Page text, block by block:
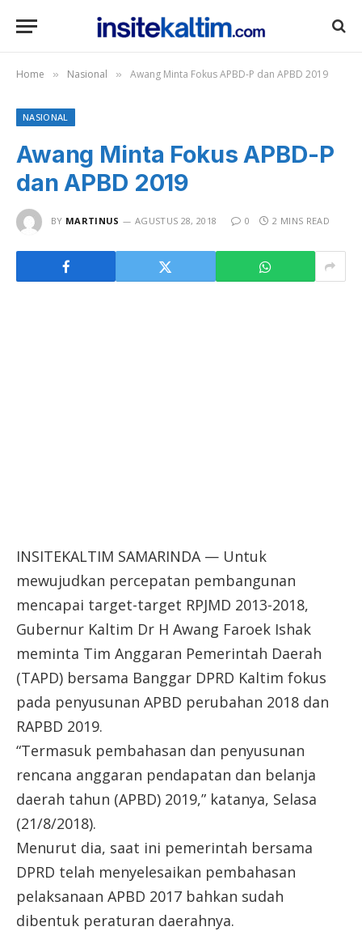
Home » Nasional » Awang Minta Fokus APBD-P dan APBD 2019
NASIONAL
Awang Minta Fokus APBD-P
dan APBD 2019
BY MARTINUS AGUSTUS 28, 2018 0 2 MINS READ
INSITEKALTIM SAMARINDA — Untuk
mewujudkan percepatan pembangunan
mencapai target-target RPJMD 2013-2018,
Gubernur Kaltim Dr H Awang Faroek Ishak
meminta Tim Anggaran Pemerintah Daerah
(TAPD) bersama Banggar DPRD Kaltim fokus
pada penyusunan APBD perubahan 2018 dan
RAPBD 2019.
“Termasuk pembahasan dan penyusunan
rencana anggaran pendapatan dan belanja
daerah tahun (APBD) 2019,” katanya, Selasa
(21/8/2018).
Menurut dia, saat ini pemerintah bersama
DPRD telah menyelesaikan pembahasan
pelaksanaan APBD 2017 bahkan sudah
dibentuk peraturan daerahnya.